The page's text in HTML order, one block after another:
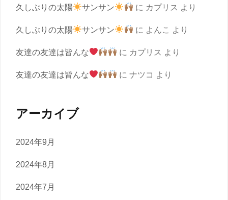
久しぶりの太陽 サンサン に カプリス より
久しぶりの太陽 サンサン に よんこ より
友達の友達は皆んな に カプリス より
友達の友達は皆んな に ナツコ より
アーカイブ
2024年9月
2024年8月
2024年7月